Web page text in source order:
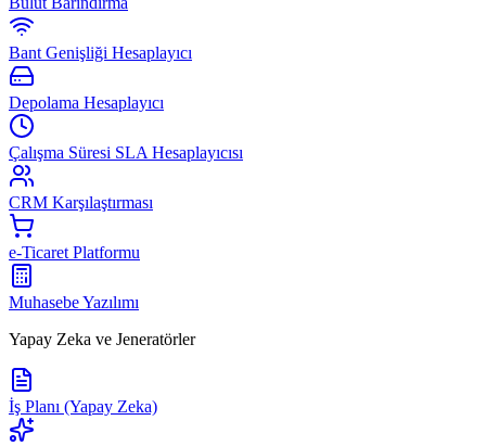
Bant Genişliği Hesaplayıcı
Depolama Hesaplayıcı
Çalışma Süresi SLA Hesaplayıcısı
CRM Karşılaştırması
e-Ticaret Platformu
Muhasebe Yazılımı
Yapay Zeka ve Jeneratörler
İş Planı (Yapay Zeka)